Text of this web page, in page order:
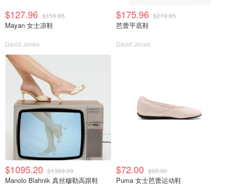
$127.96 $159.95
Mayan 女士凉鞋
David Jones
$175.96 $219.95
芭蕾平底鞋
David Jones
$1095.20 $1369.00
Manolo Blahnik 真丝穆勒高跟鞋
$72.00 $90.00
Puma 女士芭蕾运动鞋